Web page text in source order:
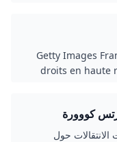
codemodifier |
codemodifier |
codemodifier |
codemodifier |
Getty Images
droits en haute
حول